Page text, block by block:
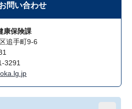
問い合わせ
康保険課
追手町9-6
3291